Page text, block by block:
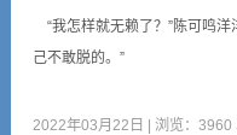
“我怎样就无赖了？”陈可鸣洋
己不敢脱的。”
2022年03月22日 | 浏览：3960